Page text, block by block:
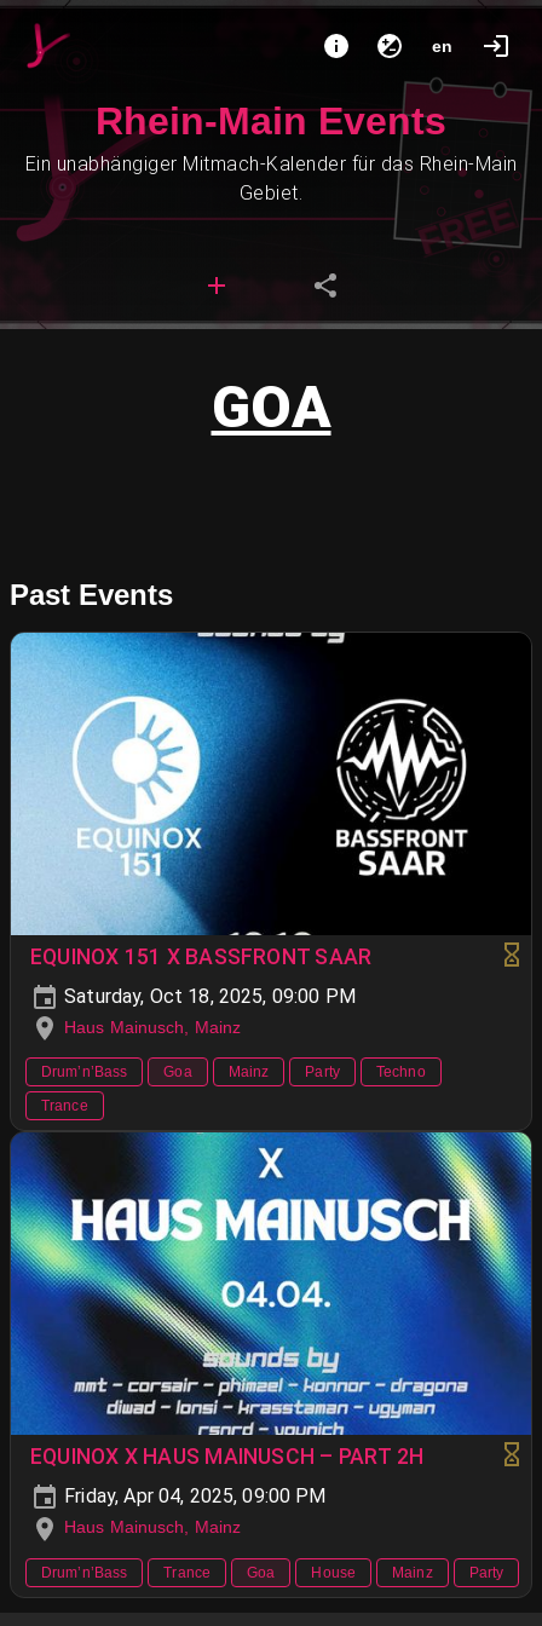
en
Rhein-Main Events
Ein unabhängiger Mitmach-Kalender für das Rhein-Main
Gebiet.
GOA
Past Events
EQUINOX 151 X BASSFRONT SAAR
Saturday, Oct 18, 2025, 09:00 PM
Haus Mainusch, Mainz
Drum’n’Bass Goa Mainz Party
Techno
Trance
EQUINOX X HAUS MAINUSCH – PART 2H
Friday, Apr 04, 2025, 09:00 PM
Haus Mainusch, Mainz
Drum’n’Bass Trance Goa House Mainz Party